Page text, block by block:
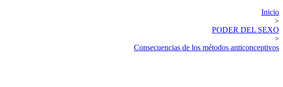
Inicio
>
PODER DEL SEXO
>
Consecuencias de los métodos anticonceptivos